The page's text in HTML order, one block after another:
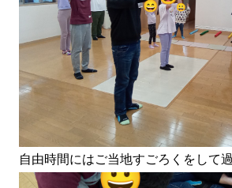
自由時間にはご当地すごろくをして